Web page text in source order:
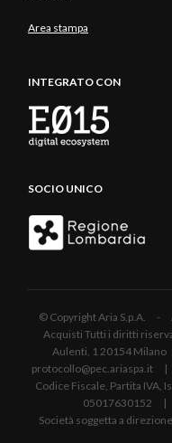
Area stampa
INTEGRATO CON
SOCIO UNICO
© Copyright Aria S.p.A. -
Acquisti Tutti i diritti
Aulenti, 1 20154
protocollo@pec.ariaspa.it
Codice Fiscale, Partita IVA,
05017630152 |
Società soggetta a